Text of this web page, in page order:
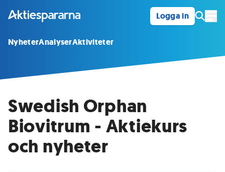
Logga in
NyheterAnalyserAktiviteter
Swedish Orphan
Biovitrum - Aktiekurs
och nyheter